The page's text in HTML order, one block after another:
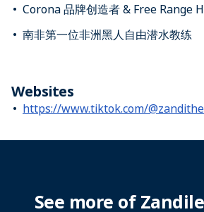
Corona 品牌创造者 & Free Range
南非第一位非洲黑人自由潜水教练
Websites
https://www.tiktok.com/
See more of